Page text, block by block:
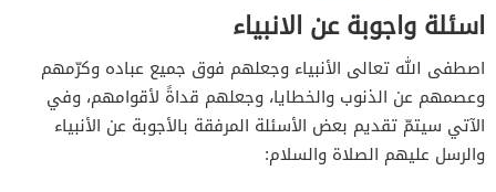
اسئلة واجوبة عن الانبياء
اصطفى الله تعالى الأنبياء وجعلهم فوق جميع عباده وكرّمهم
وعصمهم عن الذنوب والخطايا، وجعلهم قداةً لأقوامهم، وفي
الآتي سيتمّ تقديم بعض الأسئلة المرفقة بالأجوبة عن الأنبياء
والرسل عليهم الصلاة والسلام: